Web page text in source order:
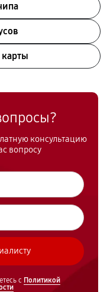
карты
консультацию
вопросу
с Политикой